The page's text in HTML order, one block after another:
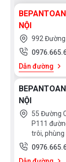
Portugal
Liên
doanh
Anh
Thụy
Điển
Germany
Italy
Malaysia
France
Poland
Thailand
Korea
Japan
EU
Spain
China
Việt
Nam
Mỹ
Chính
Hãng
1
bếp
2
bếp
3
bếp
4
bếp
5
bếp
6
bếp
Bếp
đa
điểm
Xem
thêm
PHÂN
LOẠI
Bếp
từ
Bếp
điện
NỘI
992 Đường
Dẫn đường
NỘI
55 Đường
P111
trôi, phùng